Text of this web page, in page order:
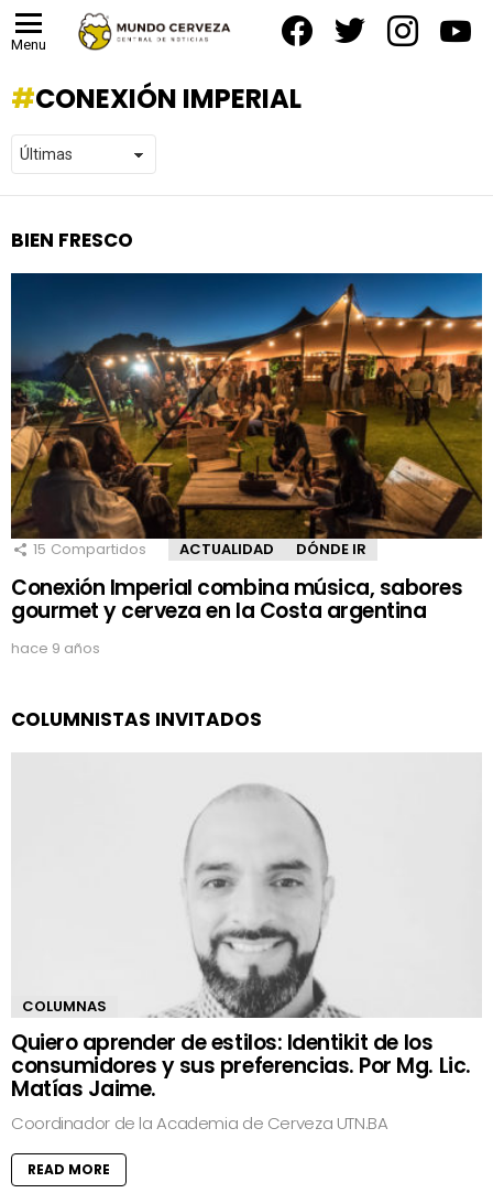
Menu
CONEXIÓN IMPERIAL
BIEN FRESCO
15 Compartidos ACTUALIDAD DÓNDE IR
Conexión Imperial combina música, sabores
gourmet y cerveza en la Costa argentina
hace 9 años
COLUMNISTAS INVITADOS
COLUMNAS
Quiero aprender de estilos: Identikit de los
consumidores y sus preferencias. Por Mg. Lic.
Matías Jaime.
Coordinador de la Academia de Cerveza UTN.BA
READ MORE